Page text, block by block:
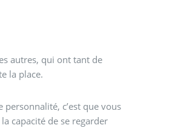
autres, qui ont tant de
la place.
c’est que vous
capacité de se regarder